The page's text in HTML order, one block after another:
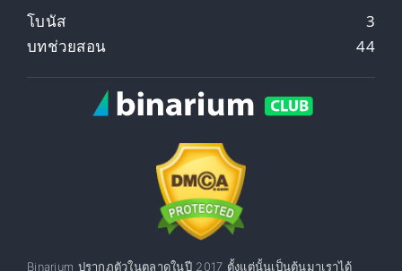
โบนัส
3
บทช่วยสอน
44
Binarium ปรากฏตัวในตลาดในปี 2017 ตั้งแต่นั้นเป็นต้นมาเราได้